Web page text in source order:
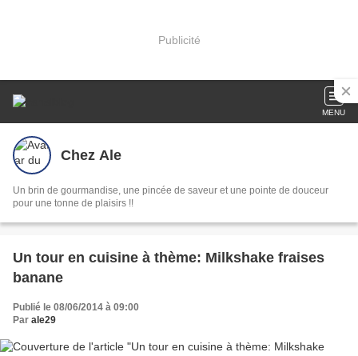
Publicité
MENU
Chez Ale
Un brin de gourmandise, une pincée de saveur et une pointe de douceur
pour une tonne de plaisirs !!
Un tour en cuisine à thème: Milkshake fraises
banane
Publié le 08/06/2014 à 09:00
Par ale29